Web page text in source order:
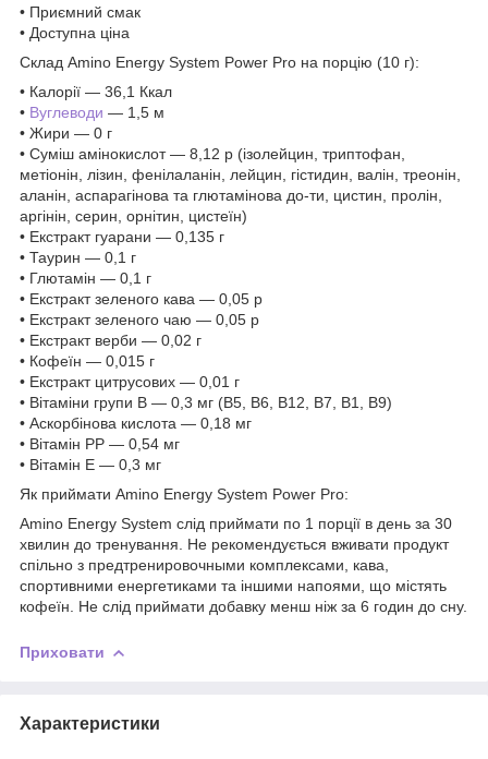
• Приємний смак
• Доступна ціна
Склад Amino Energy System Power Pro на порцію (10 г):
• Калорії — 36,1 Ккал
• Вуглеводи — 1,5 м
• Жири — 0 г
• Суміш амінокислот — 8,12 р (ізолейцин, триптофан,
метіонін, лізин, фенілаланін, лейцин, гістидин, валін, треонін,
аланін, аспарагінова та глютамінова до-ти, цистин, пролін,
аргінін, серин, орнітин, цистеїн)
• Екстракт гуарани — 0,135 г
• Таурин — 0,1 г
• Глютамін — 0,1 г
• Екстракт зеленого кава — 0,05 р
• Екстракт зеленого чаю — 0,05 р
• Екстракт верби — 0,02 г
• Кофеїн — 0,015 г
• Екстракт цитрусових — 0,01 г
• Вітаміни групи В — 0,3 мг (В5, В6, В12, В7, В1, В9)
• Аскорбінова кислота — 0,18 мг
• Вітамін РР — 0,54 мг
• Вітамін Е — 0,3 мг
Як приймати Amino Energy System Power Pro:
Amino Energy System слід приймати по 1 порції в день за 30
хвилин до тренування. Не рекомендується вживати продукт
спільно з предтренировочными комплексами, кава,
спортивними енергетиками та іншими напоями, що містять
кофеїн. Не слід приймати добавку менш ніж за 6 годин до сну.
Приховати
Характеристики